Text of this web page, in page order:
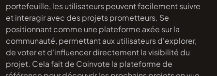
portefeuille, les utilisateurs peuvent facilement suivre
et interagir avec des projets prometteurs. Se
positionnant comme une plateforme axée sur la
communauté, permettant aux utilisateurs d'explorer,
de voter et d'influencer directement la visibilité du
projet. Cela fait de Coinvote la plateforme de